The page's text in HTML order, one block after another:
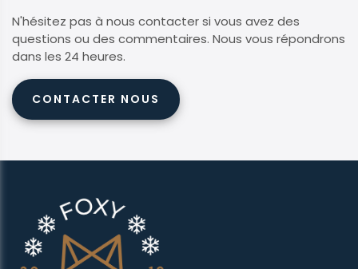
N'hésitez pas à nous contacter si vous avez des
questions ou des commentaires. Nous vous répondrons
dans les 24 heures.
CONTACTER NOUS